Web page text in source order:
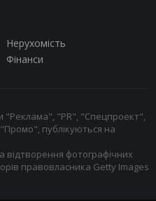
Нерухомість
Фінанси
"Реклама", "PR", "Спецпроект",
публікуються на
відтворення фотографічних
правовласника Getty Images